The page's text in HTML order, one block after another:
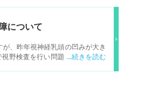
について
、昨年視神経乳頭の凹みが大き
野検査を行い問題なしで、今年